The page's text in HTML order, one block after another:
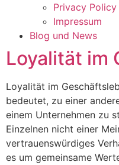
Privacy Policy
Impressum
Blog und News
Loyalität im
Loyalität im
bedeutet, zu einer
einem Unternehmen zu
Einzelnen nicht einer
vertrauenswürdiges
es um gemeinsame